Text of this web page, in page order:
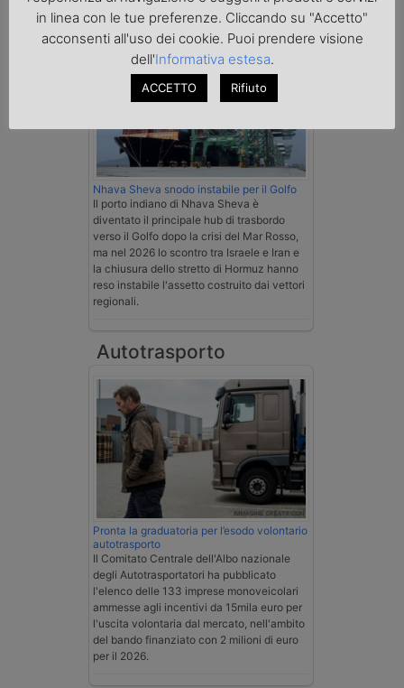
Mare
Nhava Sheva snodo instabile per il Golfo
Il porto indiano di Nhava Sheva è
diventato il principale hub di trasbordo
verso il Golfo dopo la crisi del Mar Rosso,
ma nel 2026 lo scontro tra Israele e Iran e
la chiusura dello stretto di Hormuz hanno
reso instabile l'assetto costruito dai vettori
regionali.
Autotrasporto
Pronta la graduatoria per l’esodo volontario
autotrasporto
Il Comitato Centrale dell'Albo nazionale
degli Autotrasportatori ha pubblicato
l'elenco delle 133 imprese monoveicolari
ammesse agli incentivi da 15mila euro per
l'uscita volontaria dal mercato, nell'ambito
del bando finanziato con 2 milioni di euro
per il 2026.
in linea con le tue preferenze. Cliccando su "Accetto"
acconsenti all'uso dei cookie. Puoi prendere visione
dell'Informativa estesa.
ACCETTO Rifiuto